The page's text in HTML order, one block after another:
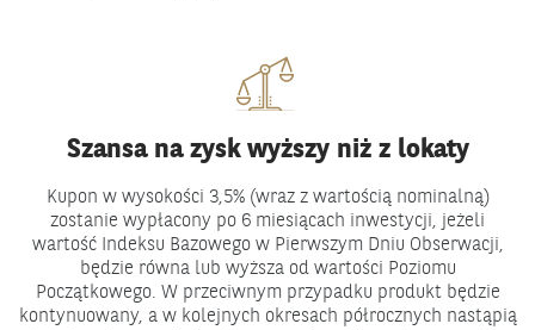
Szansa na zysk wyższy niż z lokaty
Kupon w wysokości 3,5% (wraz z wartością nominalną)
zostanie wypłacony po 6 miesiącach inwestycji, jeżeli
wartość Indeksu Bazowego w Pierwszym Dniu Obserwacji,
będzie równa lub wyższa od wartości Poziomu
Początkowego. W przeciwnym przypadku produkt będzie
kontynuowany, a w kolejnych okresach półrocznych nastąpią